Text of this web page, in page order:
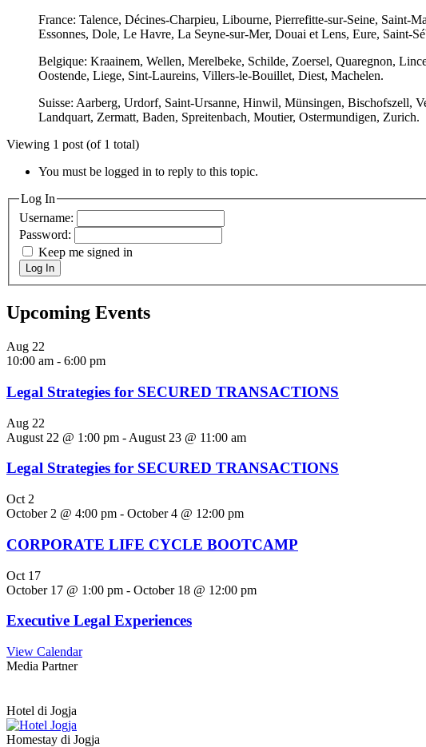
France: Talence, Décines-Charpieu, Libourne, Pierrefitte-sur-Seine, Saint-
Essonnes, Dole, Le Havre, La Seyne-sur-Mer, Douai et Lens, Eure, Saint-
Belgique: Kraainem, Wellen, Merelbeke, Schilde, Zoersel, Quaregnon,
Oostende, Liege, Sint-Laureins, Villers-le-Bouillet, Diest, Machelen.
Suisse: Aarberg, Urdorf, Saint-Ursanne, Hinwil, Münsingen, Bischofszell,
Landquart, Zermatt, Baden, Spreitenbach, Moutier, Ostermundigen, Zurich.
Viewing 1 post (of 1 total)
You must be logged in to reply to this topic.
Log In
Username:
Password:
Keep me signed in
Log In
Upcoming Events
Aug 22
10:00 am - 6:00 pm
Legal Strategies for SECURED TRANSACTIONS
Aug 22
August 22 @ 1:00 pm - August 23 @ 11:00 am
Legal Strategies for SECURED TRANSACTIONS
Oct 2
October 2 @ 4:00 pm - October 4 @ 12:00 pm
CORPORATE LIFE CYCLE BOOTCAMP
Oct 17
October 17 @ 1:00 pm - October 18 @ 12:00 pm
Executive Legal Experiences
View Calendar
Media Partner
Hotel di Jogja
Homestay di Jogja